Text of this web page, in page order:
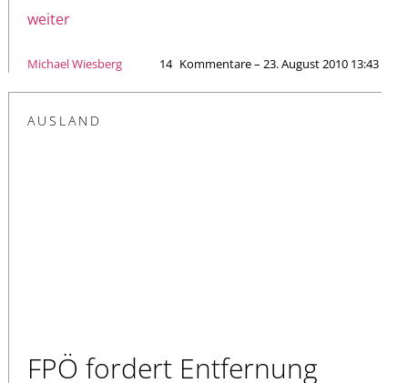
weiter
Michael Wiesberg 14 Kommentare – 23. August 2010 13:43
AUSLAND
FPÖ fordert Entfernung